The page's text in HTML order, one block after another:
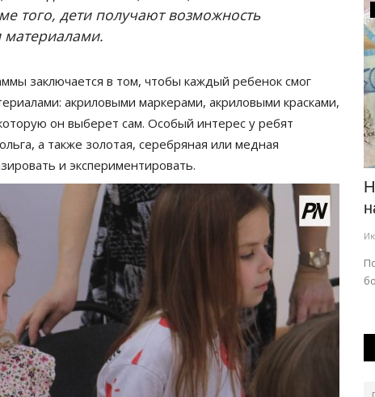
того, дети получают возможность
материалами.
заключается в том, чтобы каждый ребенок смог
акриловыми маркерами, акриловыми красками,
он выберет сам. Особый интерес у ребят
а также золотая, серебряная или медная
и экспериментировать.
появление
Происшествия
Павлодарские спасатели помогли
трёхлетнему ребенку
Авг 3, 2026 0
Им понадобились слесарные щипцы.